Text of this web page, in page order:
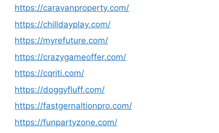
https://caravanproperty.com/
https://chilldayplay.com/
https://myrefuture.com/
https://crazygameoffer.com/
https://cqriti.com/
https://doggyfluff.com/
https://fastgernaltionpro.com/
https://funpartyzone.com/